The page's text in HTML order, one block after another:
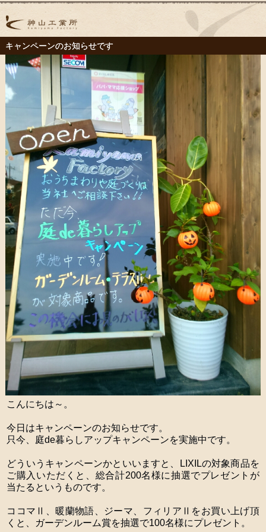
キャンペーンのお知らせです
こんにちは～。
今日はキャンペーンのお知らせです。
只今、庭de暮らしアップキャンペーンを実施中です。
どういうキャンペーンかといいますと、LIXILの対象商品を
ご購入いただくと、総合計200名様に抽選でプレゼントが
当たるというものです。
ココマⅡ、暖蘭物語、ジーマ、フィリアⅡをお買い上げ頂
くと、ガーデンルーム賞を抽選で100名様にプレゼント。